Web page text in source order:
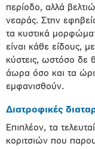
περίοδο, αλλά
νεαράς. Στην
τα κυστικά
είναι κάθε είδους,
κύστεις, ωστόσο δε
άωρα όσο και τα
εμφανισθούν.
Διατροφικές
Επιπλέον, τα
κοριτσιών που